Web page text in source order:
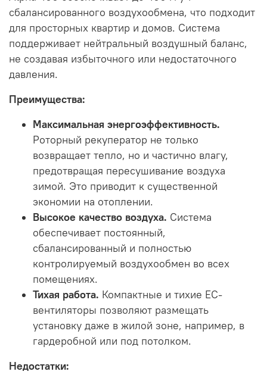
сбалансированного воздухообмена, что подходит
для просторных квартир и домов. Система
поддерживает нейтральный воздушный баланс,
не создавая избыточного или недостаточного
давления.
Преимущества:
Максимальная энергоэффективность.
Роторный рекуператор не только
возвращает тепло, но и частично влагу,
предотвращая пересушивание воздуха
зимой. Это приводит к существенной
экономии на отоплении.
Высокое качество воздуха. Система
обеспечивает постоянный,
сбалансированный и полностью
контролируемый воздухообмен во всех
помещениях.
Тихая работа. Компактные и тихие EC-
вентиляторы позволяют размещать
установку даже в жилой зоне, например, в
гардеробной или под потолком.
Недостатки: